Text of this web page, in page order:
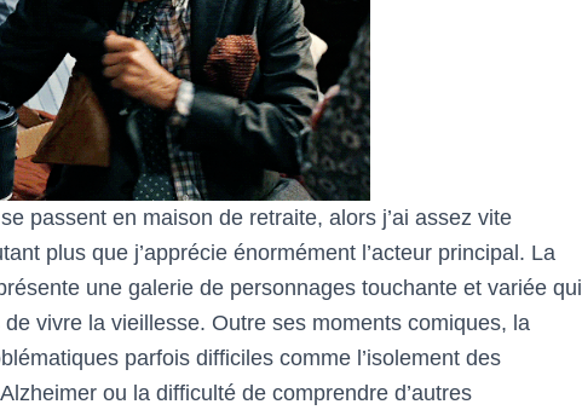
passent en maison de retraite, alors j’ai assez vite
plus que j’apprécie énormément l’acteur principal. La
une galerie de personnages touchante et variée qui
vivre la vieillesse. Outre ses moments comiques, la
parfois difficiles comme l’isolement des
ou la difficulté de comprendre d’autres